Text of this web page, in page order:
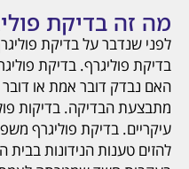
מה זה בדיקת
לפני שנדבר על בדיקת
בדיקת פוליגרף. בדיקת
האם נבדק דובר אמת או דובר
מתבצעת הבדיקה. בדיקות
עיקריים. בדיקת פוליגרף
להזים טענות הנידונות